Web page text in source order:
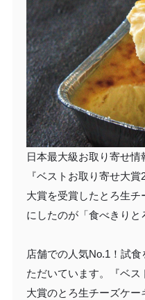
日本最大級お取り寄せ
『ベストお取り寄せ大
大賞を受賞したとろ生
にしたのが「食べきりと
店舗での人気No.1！試
ただいています。『ベス
大賞のとろ生チーズケ